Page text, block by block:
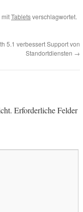
Tabletsverschlagwortet.
5.1 verbessert Support von
Standortdiensten →
Erforderliche Felder